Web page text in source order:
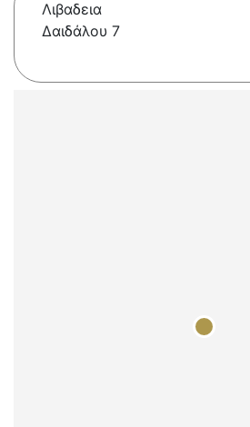
Λιβαδεια
Δαιδάλου 7